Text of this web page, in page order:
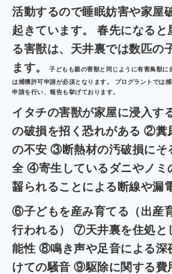
活動するので睡眠妨害や家屋
起きています。 春先になると
る害獣は、天井裏では数匹の
ます。
子どもも親の害獣と同じように有害鳥獣に
は捕獲許可申請が必須となります。 プログラントでは
申請を行い、報告も挙げております。
イタチの害獣が家屋に浸入す
の破損を招く恐れがある ②糞
の不安 ③断熱材の汚破損にそ
全 ④寄生しているダニやノ
齧られることによる断線や漏
⑥子どもを産み育てる（出産
行われる） ⑦天井裏を住処と
能性 ⑧鳴き声や足音による深
けての騒音 ⑨駆除に関する費